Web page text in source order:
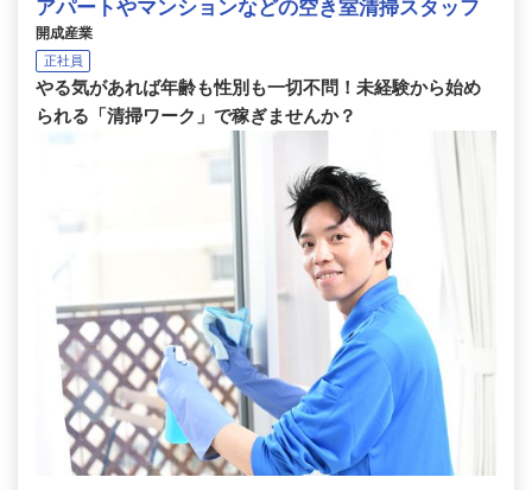
アパートやマンションなどの空き室清掃スタッフ
開成産業
正社員
やる気があれば年齢も性別も一切不問！未経験から始め
られる「清掃ワーク」で稼ぎませんか？